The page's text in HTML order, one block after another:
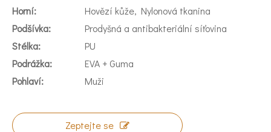
Horní:
Hovězí kůže, Nylonová tkanina
Podšívka:
Prodyšná a antibakteriální síťovina
Stélka:
PU
Podrážka:
EVA + Guma
Pohlaví:
Muži
Zeptejte se